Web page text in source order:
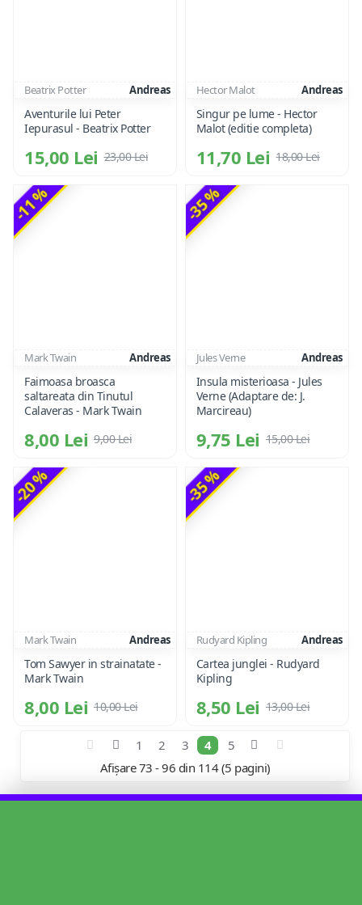
Beatrix Potter Andreas
Aventurile lui Peter
Iepurasul - Beatrix Potter
15,00 Lei 23,00 Lei
Hector Malot Andreas
Singur pe lume - Hector
Malot (editie completa)
11,70 Lei 18,00 Lei
-11 %
Mark Twain Andreas
Faimoasa broasca
saltareata din Tinutul
Calaveras - Mark Twain
8,00 Lei 9,00 Lei
-35 %
Jules Verne Andreas
Insula misterioasa - Jules
Verne (Adaptare de: J.
Marcireau)
9,75 Lei 15,00 Lei
-20 %
Mark Twain Andreas
Tom Sawyer in strainatate -
Mark Twain
8,00 Lei 10,00 Lei
-35 %
Rudyard Kipling Andreas
Cartea junglei - Rudyard
Kipling
8,50 Lei 13,00 Lei
1 2 3 4
5
Afișare 73 - 96 din 114 (5 pagini)